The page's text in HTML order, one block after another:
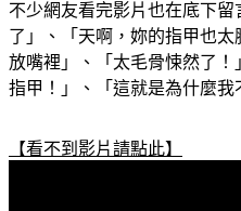
不少網友看完影片也在底下
了」、「天啊，妳的指甲也
放嘴裡」、「太毛骨悚然了
指甲！」、「這就是為什麼我
【看不到影片請點此】